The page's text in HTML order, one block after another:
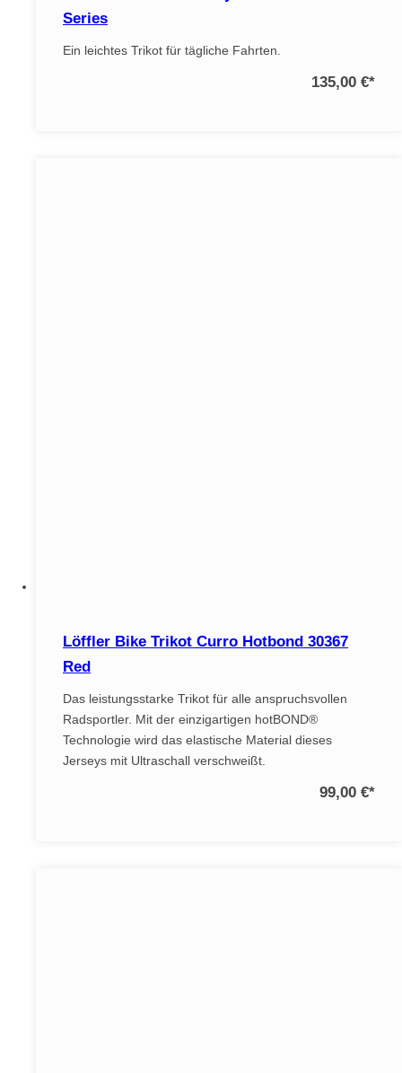
Series
Ein leichtes Trikot für tägliche Fahrten.
135,00 €*
Löffler Bike Trikot Curro Hotbond 30367
Red
Das leistungsstarke Trikot für alle anspruchsvollen
Radsportler. Mit der einzigartigen hotBOND®
Technologie wird das elastische Material dieses
Jerseys mit Ultraschall verschweißt.
99,00 €*